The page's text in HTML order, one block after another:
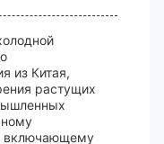
из Китая,
растущих
включающему